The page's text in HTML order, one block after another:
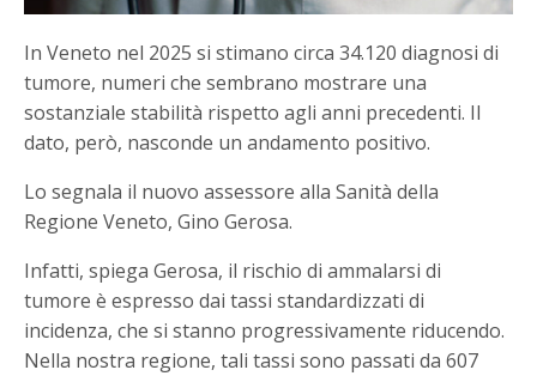
In Veneto nel 2025 si stimano circa 34.120 diagnosi di
tumore, numeri che sembrano mostrare una
sostanziale stabilità rispetto agli anni precedenti. Il
dato, però, nasconde un andamento positivo.
Lo segnala il nuovo assessore alla Sanità della
Regione Veneto, Gino Gerosa.
Infatti, spiega Gerosa, il rischio di ammalarsi di
tumore è espresso dai tassi standardizzati di
incidenza, che si stanno progressivamente riducendo.
Nella nostra regione, tali tassi sono passati da 607